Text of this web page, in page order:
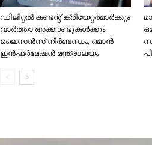
ഡിജിറ്റൽ കണ്ടന്റ് ക്രിയേറ്റർമാർക്കും
വാർത്താ അക്കൗണ്ടുകൾക്കും
ലൈസൻസ് നിർബന്ധം; ഒമാൻ
ഇൻഫർമേഷൻ മന്ത്രാലയം